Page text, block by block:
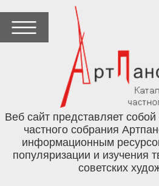
Веб сайт представляет
частного собрания
информационным
популяризации и изучения
советских